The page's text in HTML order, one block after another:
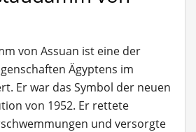
von Assuan ist eine der
Ägyptens im
Er war das Symbol der neuen
von 1952. Er rettete
und versorgte